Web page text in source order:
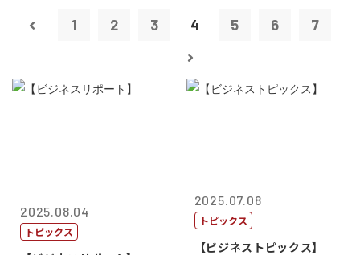
1 2 3 4 5 6 7
2025.08.04
トピックス
2025.07.08
トピックス
【ビジネストピックス】